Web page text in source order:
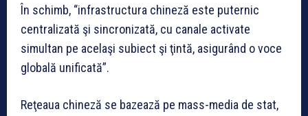
În schimb, “infrastructura chineză este puternic
centralizată şi sincronizată, cu canale activate
simultan pe acelaşi subiect şi ţintă, asigurând o voce
globală unificată”.
Reţeaua chineză se bazează pe mass-media de stat,